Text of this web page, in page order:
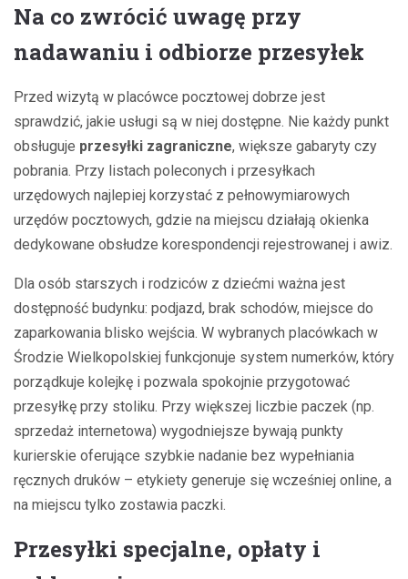
Na co zwrócić uwagę przy
nadawaniu i odbiorze przesyłek
Przed wizytą w placówce pocztowej dobrze jest
sprawdzić, jakie usługi są w niej dostępne. Nie każdy punkt
obsługuje przesyłki zagraniczne, większe gabaryty czy
pobrania. Przy listach poleconych i przesyłkach
urzędowych najlepiej korzystać z pełnowymiarowych
urzędów pocztowych, gdzie na miejscu działają okienka
dedykowane obsłudze korespondencji rejestrowanej i awiz.
Dla osób starszych i rodziców z dziećmi ważna jest
dostępność budynku: podjazd, brak schodów, miejsce do
zaparkowania blisko wejścia. W wybranych placówkach w
Środzie Wielkopolskiej funkcjonuje system numerków, który
porządkuje kolejkę i pozwala spokojnie przygotować
przesyłkę przy stoliku. Przy większej liczbie paczek (np.
sprzedaż internetowa) wygodniejsze bywają punkty
kurierskie oferujące szybkie nadanie bez wypełniania
ręcznych druków – etykiety generuje się wcześniej online, a
na miejscu tylko zostawia paczki.
Przesyłki specjalne, opłaty i